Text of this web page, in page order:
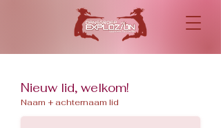
Nieuw lid, welkom!
Naam + achternaam lid